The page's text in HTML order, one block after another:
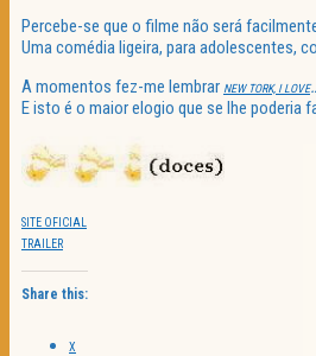
Percebe-se que o filme não será
Uma comédia ligeira, para adolescentes,
A momentos fez-me lembrar NEW TORK, I LOVE
E isto é o maior elogio que se lhe poderia
SITE OFICIAL
TRAILER
Share this:
X